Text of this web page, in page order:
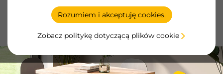
Rozumiem i akceptuję cookies.
Zobacz politykę dotyczącą plików cookie
Nogi średnica 60
Nogi stołowe Emuca o średnicy 60 zapewniają stabilność i
nowoczesny styl, idealne do każdego rodzaju stołu.